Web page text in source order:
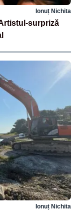
Ionuț Nichita
surpriză
Ionuț Nichita